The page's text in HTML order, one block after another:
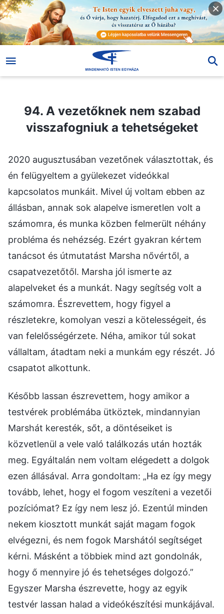
94. A vezetőknek nem szabad
visszafogniuk a tehetségeket
2020 augusztusában vezetőnek választottak, és
én felügyeltem a gyülekezet videókkal
kapcsolatos munkáit. Mivel új voltam ebben az
állásban, annak sok alapelve ismeretlen volt a
számomra, és munka közben felmerült néhány
probléma és nehézség. Ezért gyakran kértem
tanácsot és útmutatást Marsha nővértől, a
csapatvezetőtől. Marsha jól ismerte az
alapelveket és a munkát. Nagy segítség volt a
számomra. Észrevettem, hogy figyel a
részletekre, komolyan veszi a kötelességeit, és
van felelősségérzete. Néha, amikor túl sokat
vállaltam, átadtam neki a munkám egy részét. Jó
csapatot alkottunk.
Később lassan észrevettem, hogy amikor a
testvérek problémába ütköztek, mindannyian
Marshát keresték, sőt, a döntéseiket is
közvetlenül a vele való találkozás után hozták
meg. Egyáltalán nem voltam elégedett a dolgok
ezen állásával. Arra gondoltam: „Ha ez így megy
tovább, lehet, hogy el fogom veszíteni a vezetői
pozíciómat? Ez így nem lesz jó. Ezentúl minden
nekem kiosztott munkát saját magam fogok
elvégezni, és nem fogok Marshától segítséget
kérni. Másként a többiek mind azt gondolnák,
hogy ő mennyire jó és tehetséges dolgozó.”
Egyszer Marsha észrevette, hogy az egyik
testvér lassan halad a videókészítési munkájával.